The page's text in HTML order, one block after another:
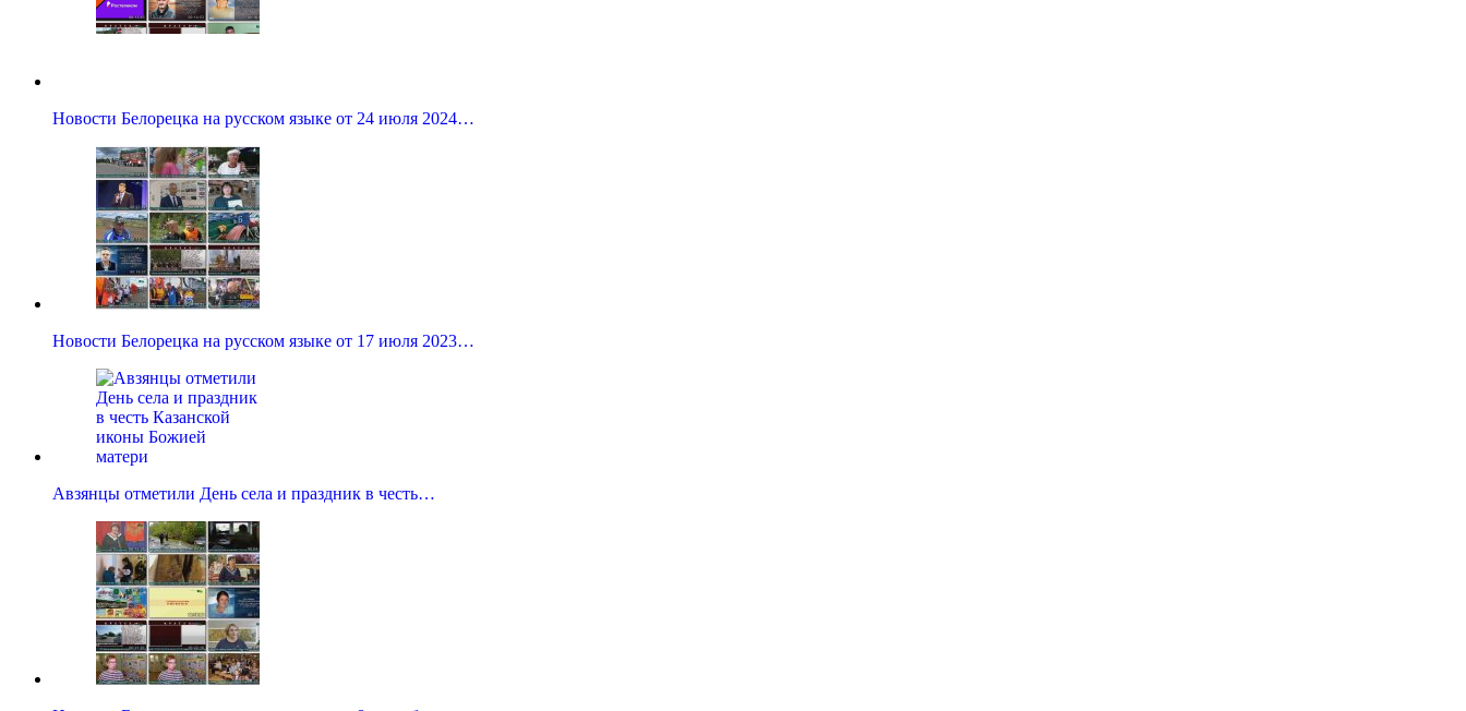
Новости Белорецка на русском языке от 24 июля 2024…
Новости Белорецка на русском языке от 17 июля 2023…
Авзянцы отметили День села и праздник в честь…